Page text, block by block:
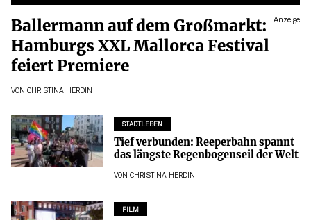
Anzeige
Ballermann auf dem Großmarkt:
Hamburgs XXL Mallorca Festival
feiert Premiere
VON CHRISTINA HERDIN
STADTLEBEN
Tief verbunden: Reeperbahn spannt
das längste Regenbogenseil der Welt
VON CHRISTINA HERDIN
FILM